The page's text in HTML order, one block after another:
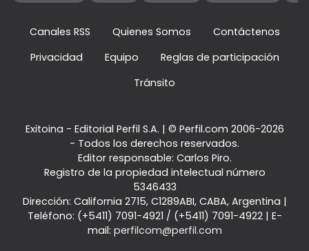
Canales RSS Quienes Somos
Contáctenos
Privacidad
Equipo
Reglas de participación
Tránsito
Exitoina - Editorial Perfil S.A. | © Perfil.com 2006-2026
- Todos los derechos reservados.
Editor responsable: Carlos Piro.
Registro de la propiedad intelectual número
5346433
Dirección: California 2715, C1289ABI, CABA, Argentina |
Teléfono: (+5411) 7091-4921 / (+5411) 7091-4922| E-
mail: perfilcom@perfil.com